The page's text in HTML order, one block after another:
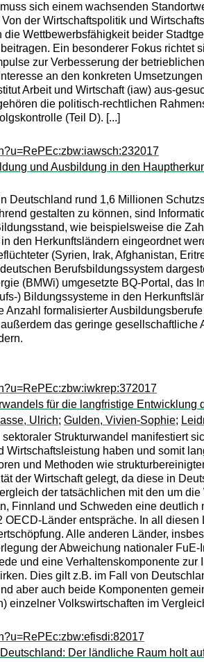
sich einem wachsenden
der Wirtschaftspolitik und
die Wettbewerbsfähigkeit beider
Ein besonderer Fokus
zur Verbesserung der
an den konkreten
Arbeit und Wirtschaft (iaw) aus-
die politisch-rechtlichen
(Teil D). [...]
und Ausbildung in den
Deutschland rund 1,6 Millionen
gestalten zu können, sind
wie beispielsweise die
den Herkunftsländern eingeordnet
(Syrien, Irak, Afghanistan,
Berufsbildungssystem
(BMWi) umgesetzte BQ-Portal,
) Bildungssysteme in den
Anzahl formalisierter
das geringe
für die langfristige Entwicklung
Ulrich; Gulden, Vivien-Sophie;
sektoraler Strukturwandel manifestiert
Wirtschaftsleistung haben und somit
und Methoden wie
der Wirtschaft gelegt, da diese in
der tatsächlichen mit den um
Finnland und Schweden eine
OECD-Länder entspräche. In all
Alle anderen Länder,
der Abweichung nationaler
und eine Verhaltenskomponente
Dies gilt z.B. im Fall von
aber auch beide Komponenten
einzelner Volkswirtschaften im
Der ländliche Raum holt